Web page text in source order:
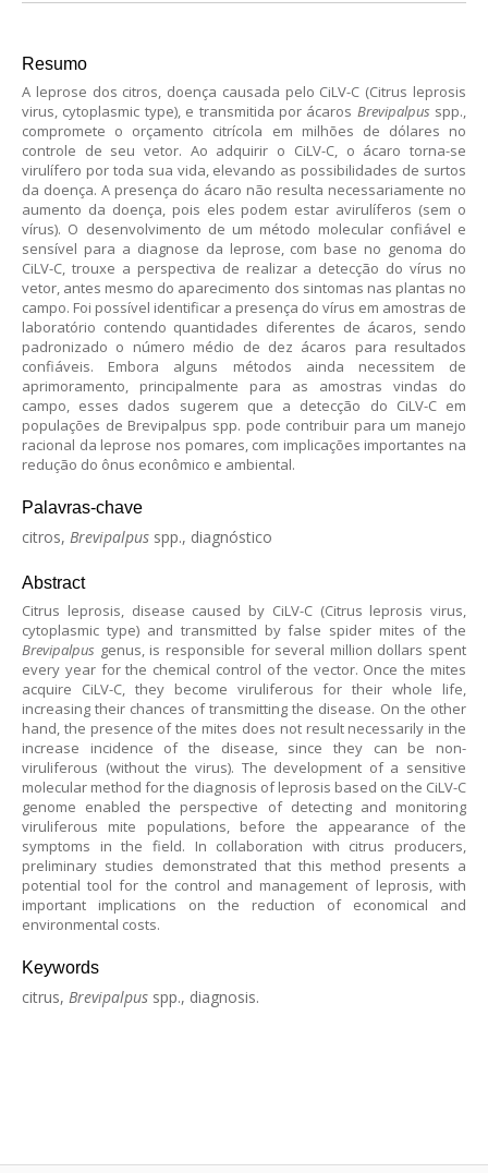
Resumo
A leprose dos citros, doença causada pelo CiLV-C (Citrus leprosis
virus, cytoplasmic type), e transmitida por ácaros Brevipalpus spp.,
compromete o orçamento citrícola em milhões de dólares no
controle de seu vetor. Ao adquirir o CiLV-C, o ácaro torna-se
virulífero por toda sua vida, elevando as possibilidades de surtos
da doença. A presença do ácaro não resulta necessariamente no
aumento da doença, pois eles podem estar avirulíferos (sem o
vírus). O desenvolvimento de um método molecular confiável e
sensível para a diagnose da leprose, com base no genoma do
CiLV-C, trouxe a perspectiva de realizar a detecção do vírus no
vetor, antes mesmo do aparecimento dos sintomas nas plantas no
campo. Foi possível identificar a presença do vírus em amostras de
laboratório contendo quantidades diferentes de ácaros, sendo
padronizado o número médio de dez ácaros para resultados
confiáveis. Embora alguns métodos ainda necessitem de
aprimoramento, principalmente para as amostras vindas do
campo, esses dados sugerem que a detecção do CiLV-C em
populações de Brevipalpus spp. pode contribuir para um manejo
racional da leprose nos pomares, com implicações importantes na
redução do ônus econômico e ambiental.
Palavras-chave
citros, Brevipalpus spp., diagnóstico
Abstract
Citrus leprosis, disease caused by CiLV-C (Citrus leprosis virus,
cytoplasmic type) and transmitted by false spider mites of the
Brevipalpus genus, is responsible for several million dollars spent
every year for the chemical control of the vector. Once the mites
acquire CiLV-C, they become viruliferous for their whole life,
increasing their chances of transmitting the disease. On the other
hand, the presence of the mites does not result necessarily in the
increase incidence of the disease, since they can be non-
viruliferous (without the virus). The development of a sensitive
molecular method for the diagnosis of leprosis based on the CiLV-C
genome enabled the perspective of detecting and monitoring
viruliferous mite populations, before the appearance of the
symptoms in the field. In collaboration with citrus producers,
preliminary studies demonstrated that this method presents a
potential tool for the control and management of leprosis, with
important implications on the reduction of economical and
environmental costs.
Keywords
citrus, Brevipalpus spp., diagnosis.